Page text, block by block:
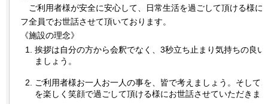
ご利 用者様が安全に安心して、日常生活を過ごして頂ける様に
フ全員でお世話させて頂いております。
《施設の理念》
挨拶は自分の方から会釈でなく、3秒立ち止まり気持ちの良い
ましょう。
ご利用者様お一人お一人の事を、皆で考えましょう。そして
を楽しく笑顔で過ごして頂ける様にお世話させていただきま